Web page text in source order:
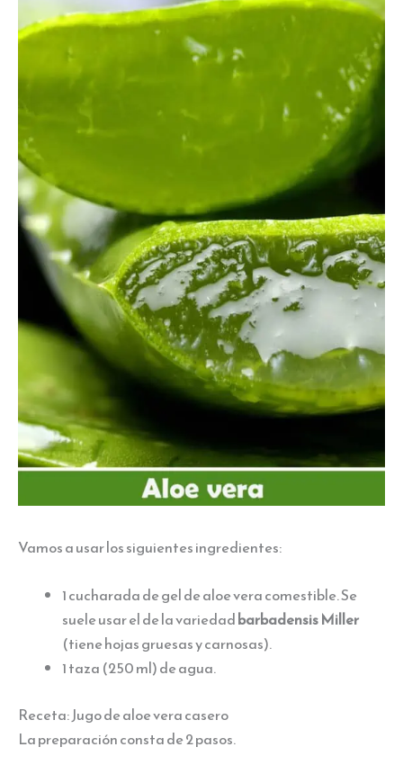
Vamos a usar los siguientes ingredientes:
1 cucharada de gel de aloe vera comestible. Se
suele usar el de la variedadbarbadensis Miller
(tiene hojas gruesas y carnosas).
1 taza (250 ml) de agua.
Receta: Jugo de aloe vera casero
La preparación consta de 2 pasos.